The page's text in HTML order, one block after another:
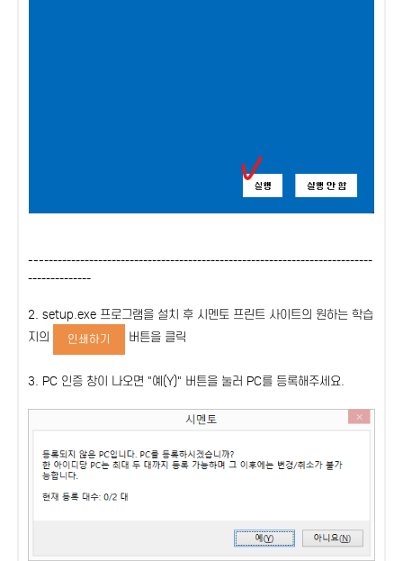
----------------------------------------------------------------------------
--------------
2. setup.exe 프로그램을 설치 후 시멘토 프린트 사이트의 원하는 학습
지의
인쇄하기 버튼을 클릭
3. PC 인증 창이 나오면 "예(Y)" 버튼을 눌러 PC를 등록해주세요.